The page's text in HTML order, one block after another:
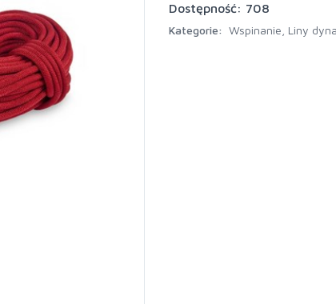
Dostępność: 708
Kategorie: Wspinanie Liny